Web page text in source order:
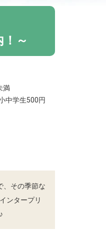
～
満
中学生500円
、その季節な
ンタープリ